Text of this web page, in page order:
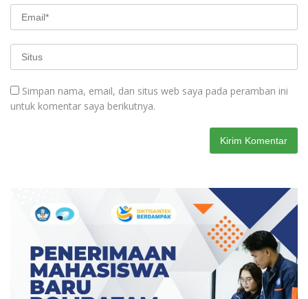
Simpan nama, email, dan situs web saya pada peramban ini
untuk komentar saya berikutnya.